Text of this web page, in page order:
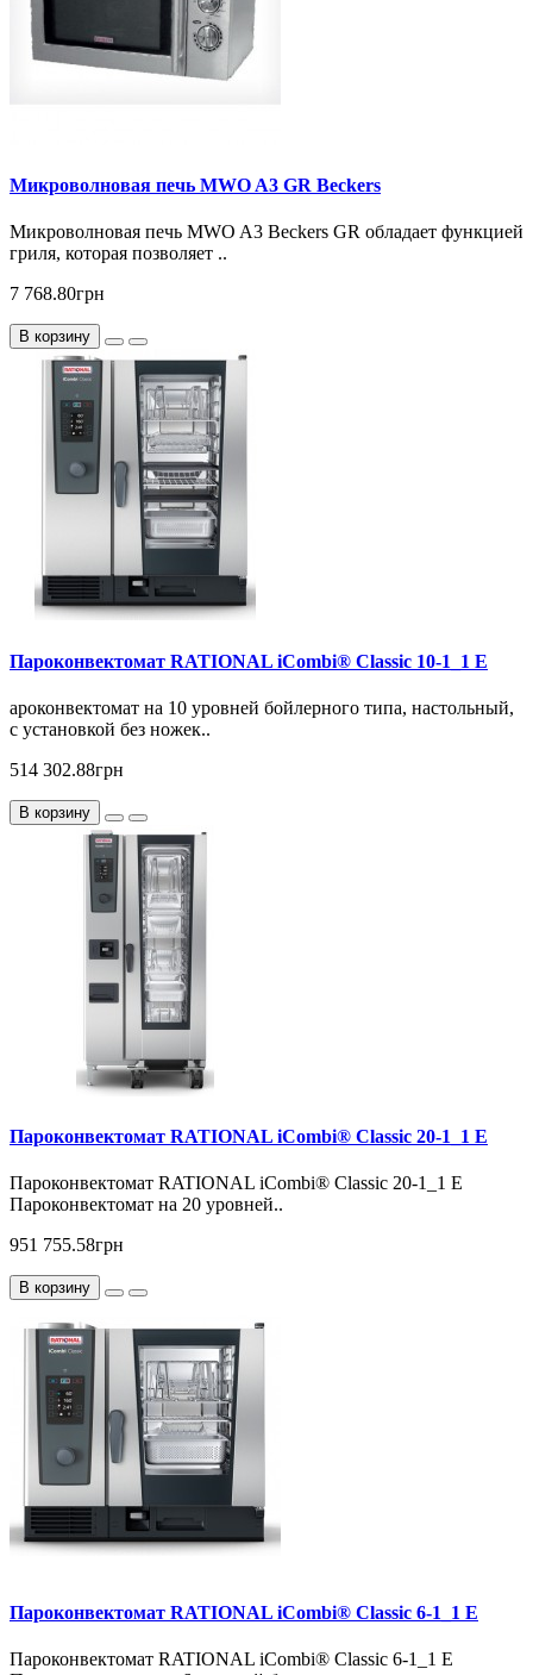
Микроволновая печь MWO A3 GR Beckers
Микроволновая печь MWO A3 Beckers GR обладает функцией
гриля, которая позволяет ..
7 768.80грн
В корзину
Пароконвектомат RATIONAL iCombi® Classic 10-1_1 E
ароконвектомат на 10 уровней бойлерного типа, настольный,
с установкой без ножек..
514 302.88грн
В корзину
Пароконвектомат RATIONAL iCombi® Classic 20-1_1 E
Пароконвектомат RATIONAL iCombi® Classic 20-1_1 E
Пароконвектомат на 20 уровней..
951 755.58грн
В корзину
Пароконвектомат RATIONAL iCombi® Classic 6-1_1 E
Пароконвектомат RATIONAL iCombi® Classic 6-1_1 E